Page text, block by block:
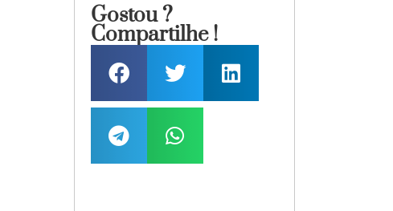
Gostou ?
Compartilhe !